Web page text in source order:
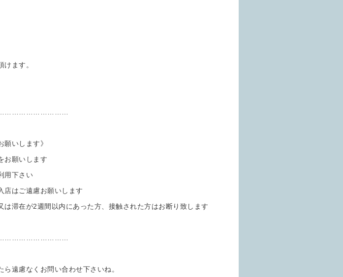
ます。
願いします》
お願いします
用下さい
店はご遠慮お願いします
は滞在が2週間以内にあった方、接触された方はお断り致します
ら遠慮なくお問い合わせ下さいね。